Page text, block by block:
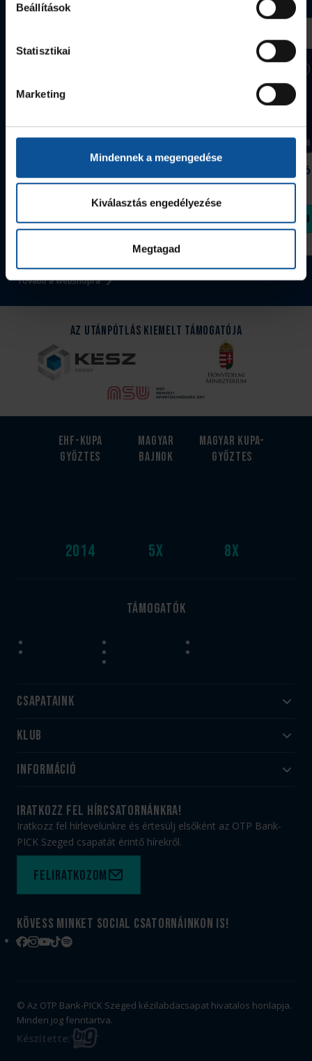
Beállítások
Statisztikai
Marketing
Mindennek a megengedése
Kiválasztás engedélyezése
Megtagad
Tovább a webshopra
390 Ft
Megvásárolom
Szeged
Megvásárolom
Az Utánpótlás kiemelt támogatója
EHF-Kupa
győztes
2014
Magyar
bajnok
5x
Magyar kupa-
győztes
8x
Támogatók
Csapataink
Felnőtt
Utánpótlás
Klub
#HandballFamily
Munkatársaink
PICK Aréna
Sajtóakkreditáció
Információ
Jegy- és bérletvásárlás
Webshop
Adatvédelem
Felhasználási feltételek
Kapcsolat
iratkozz fel hírcsatornánkra!
Iratkozz fel hírlevelünkre és értesülj elsőként az OTP Bank-
PICK Szeged csapatát érintő hírekről.
Feliratkozom
Kövess minket social csatornáinkon is!
Facebook
Instagram
YouTube
TikTokSpotify
© Az OTP Bank-PICK Szeged kézilabdacsapat hivatalos honlapja.
Minden jog fenntartva.
Készítette: BIG
FISH